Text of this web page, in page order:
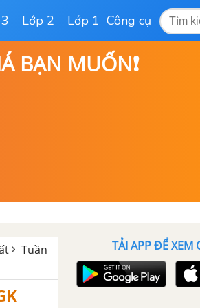
Lớp 2 Lớp 1 Công cụ
BẠN MUỐN❗
Tuần
TẢI APP ĐỂ XEM